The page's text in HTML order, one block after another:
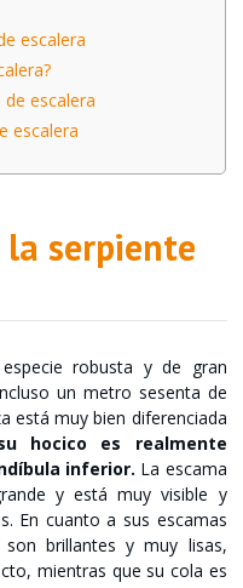
escalera
escalera
escalera
serpiente
robusta y de gran
un metro sesenta de
está muy bien diferenciada
hocico es realmente
inferior. La escama
y está muy visible y
En cuanto a sus escamas
brillantes y muy lisas,
mientras que su cola es